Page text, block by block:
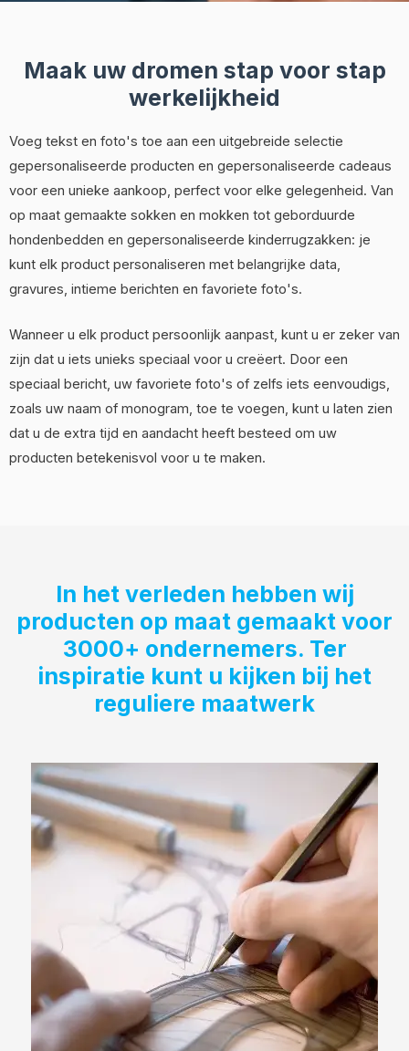
Maak uw dromen stap voor stap
werkelijkheid
Voeg tekst en foto's toe aan een uitgebreide selectie
gepersonaliseerde producten en gepersonaliseerde cadeaus
voor een unieke aankoop, perfect voor elke gelegenheid. Van
op maat gemaakte sokken en mokken tot geborduurde
hondenbedden en gepersonaliseerde kinderrugzakken: je
kunt elk product personaliseren met belangrijke data,
gravures, intieme berichten en favoriete foto's.
Wanneer u elk product persoonlijk aanpast, kunt u er zeker van
zijn dat u iets unieks speciaal voor u creëert. Door een
speciaal bericht, uw favoriete foto's of zelfs iets eenvoudigs,
zoals uw naam of monogram, toe te voegen, kunt u laten zien
dat u de extra tijd en aandacht heeft besteed om uw
producten betekenisvol voor u te maken.
In het verleden hebben wij
producten op maat gemaakt voor
3000+ ondernemers. Ter
inspiratie kunt u kijken bij het
reguliere maatwerk